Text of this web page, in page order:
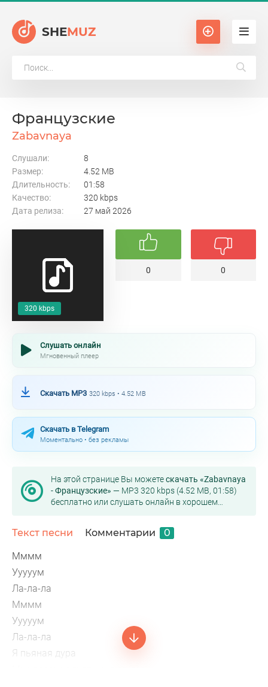
SHEMUZ
320 kbps
Французские
Zabavnaya
Слушали:
8
Размер:
4.52 MB
Длительность:
01:58
Качество:
320 kbps
Дата релиза:
27 май 2026
0 0
Слушать онлайн
Мгновенный плеер
Скачать MP3 320 kbps • 4.52 MB
Скачать в Telegram
Моментально • без рекламы
На этой странице Вы можетескачать «Zabavnaya
- Французские» — MP3 320 kbps (4.52 MB, 01:58)
бесплатно или слушать онлайн в хорошем
Текст песни Комментарии 0
Мммм
Ууууум
Ла-ла-ла
Мммм
Ууууум
Ла-ла-ла
Я пьяная дура